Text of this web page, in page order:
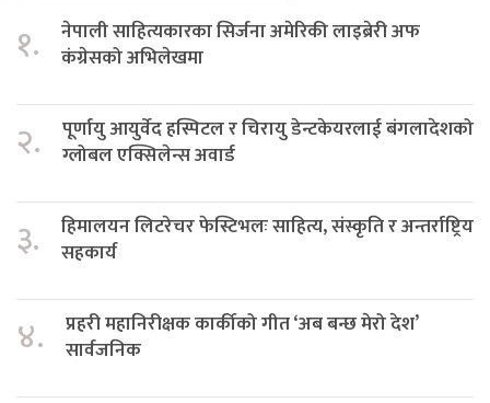
१.
नेपाली साहित्यकारका सिर्जना अमेरिकी लाइब्रेरी अफ
कंग्रेसको अभिलेखमा
२.
पूर्णायु आयुर्वेद हस्पिटल र चिरायु डेन्टकेयरलाई बंगलादेशको
ग्लोबल एक्सिलेन्स अवार्ड
३.
हिमालयन लिटरेचर फेस्टिभलः साहित्य, संस्कृति र अन्तर्राष्ट्रिय
सहकार्य
४.
प्रहरी महानिरीक्षक कार्कीको गीत ‘अब बन्छ मेरो देश’
सार्वजनिक